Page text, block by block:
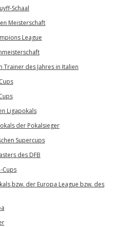
Schaal
Meisterschaft
League
Trainer des Jahres in Italien
Ligapokals
der Pokalsieger
Supercups
des DFB
Cups
bzw. der Europa League bzw. des